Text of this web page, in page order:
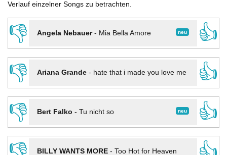
Verlauf einzelner Songs zu betrachten.
👎 neu
Angela Nebauer- Mia Bella Amore
👍
👎
Ariana Grande- hate that i made you love me
👍
👎
neu
Bert Falko - Tu nicht so
👍
BILLY WANTS MORE- Too Hot for Heaven